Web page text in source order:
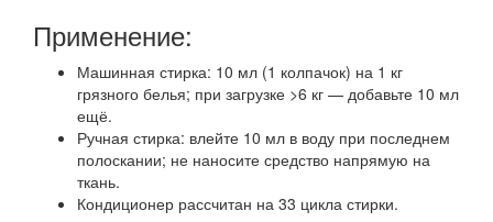
Применение:
Машинная стирка: 10 мл (1 колпачок) на 1 кг
грязного белья; при загрузке >6 кг — добавьте 10 мл
ещё.
Ручная стирка: влейте 10 мл в воду при последнем
полоскании; не наносите средство напрямую на
ткань.
Кондиционер рассчитан на 33 цикла стирки.